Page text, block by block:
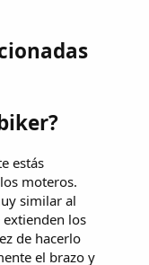
estás
moteros.
similar al
extienden los
de hacerlo
el brazo y